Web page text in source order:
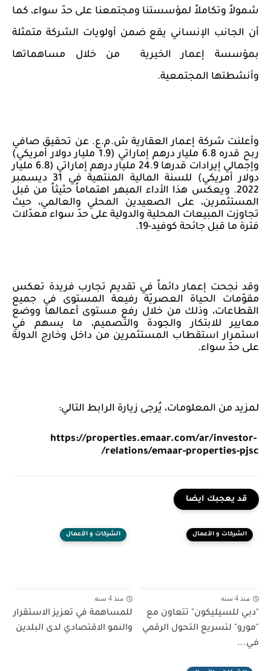
شمولاً وتكاملاً لمؤسستنا ومجتمعنا على حدّ سواء، كما
أن الجانب الإنساني يقع ضمن أولويات الشركة متمثلة
بمؤسسة إعمار الخيرية
من خلال مساهماتها
وأنشطتها المجتمعية.
وأعلنت شركة إعمار العقارية ش.م.ع. عن تحقيق صافي
ربح قدره 6.8 مليار درهم إماراتي (1.9 مليار دولار أمريكي)
وإجمالي إيرادات قدرها 24.9 مليار درهم إماراتي (6.8 مليار
دولار أمريكي) للسنة المالية المنتهية في 31 ديسمبر
2022. ويعكس هذا الأداء المبهر اهتماماً حثيثاً من قبل
المستثمرين، على الصعيدين المحلي والعالمي، حيث
تجاوزت المبيعات المحلية والدولية على حدّ سواء معدّلات
فترة ما قبل جائحة كوفيد-19.
وقد نجحت إعمار دائماً في تقديم تجارب فريدة تعكس
مقوّمات الحياة العصريّة رفيعة المستوى في جميع
القطاعات، وذلك من خلال رفع مستوى أعمالها ووضع
معايير للابتكار والجودة والتصميم، ما يسهم في
استمرار استقطاب المستثمرين من داخل وخارج الدولة
على حدّ سواء.
لمزيد من المعلومات، يُرجى زيارة الرابط التالي:
https://properties.emaar.com/ar/investor-
relations/emaar-properties-pjsc
/
قد يعجبك ايضا
الشركات و الأعمال
منذ 4 سنة
"دبـي للسيليكون" تتعاون مع
"مورو" لتسريع التحول الرقمي
فـي...
الشركات و الأعمال
منذ 4 سنة
للمساهمة في تعزيز الاستقرار
والنمو الاقتصادي لدى البلدين